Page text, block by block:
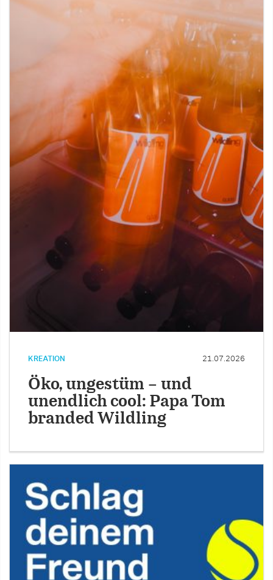
KREATION 21.07.2026
Öko, ungestüm – und
unendlich cool: Papa Tom
branded Wildling